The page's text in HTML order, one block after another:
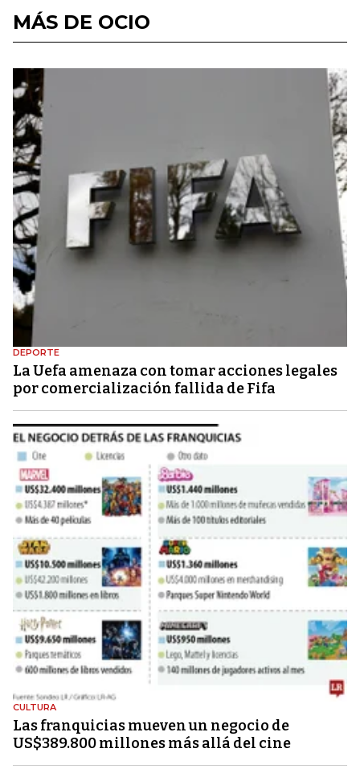
MÁS DE OCIO
DEPORTE
La Uefa amenaza con tomar acciones legales
por comercialización fallida de Fifa
CULTURA
Las franquicias mueven un negocio de
US$389.800 millones más allá del cine